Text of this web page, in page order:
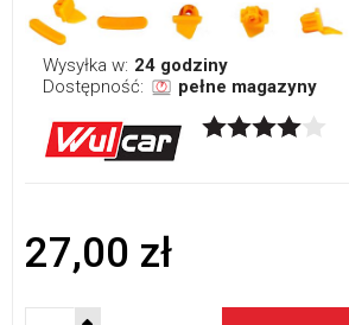
Wysyłka w: 24 godziny
Dostępność:
pełne magazyny
27,00 zł